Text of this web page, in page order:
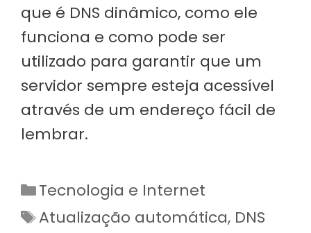
que é DNS dinâmico, como ele
funciona e como pode ser
utilizado para garantir que um
servidor sempre esteja acessível
através de um endereço fácil de
lembrar.
Categorias
Tecnologia e Internet
Etiquetas
Atualização automática, DNS